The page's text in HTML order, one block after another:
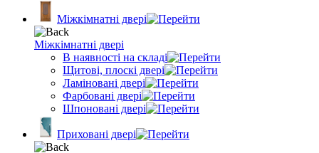
Міжкімнатні двері
Міжкімнатні двері
В наявності на складі
Щитові, плоскі двері
Ламіновані двері
Фарбовані двері
Шпоновані двері
Приховані двері